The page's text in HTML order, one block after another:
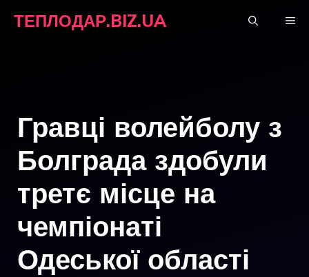
ТЕПЛОДАР.BIZ.UA
Гравці волейболу з
Болграда здобули
третє місце на
чемпіонаті
Одеської області